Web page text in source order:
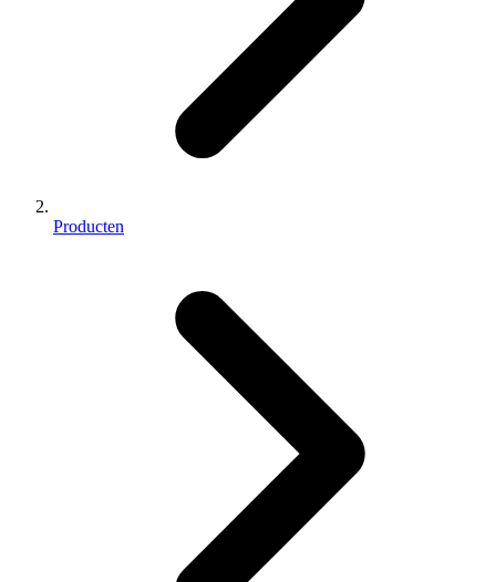
Producten